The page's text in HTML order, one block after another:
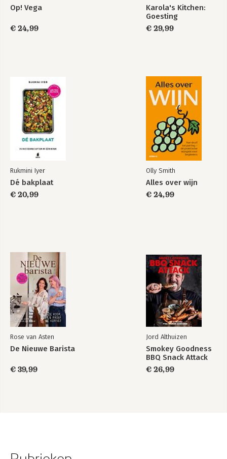
Op! Vega
€ 24,99
Karola's Kitchen:
Goesting
€ 29,99
Rukmini Iyer
Dé bakplaat
€ 20,99
Olly Smith
Alles over wijn
€ 24,99
Rose van Asten
De Nieuwe Barista
€ 39,99
Jord Althuizen
Smokey Goodness
BBQ Snack Attack
€ 26,99